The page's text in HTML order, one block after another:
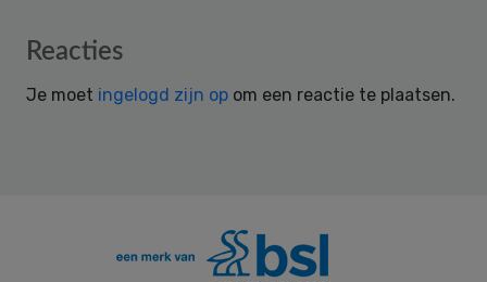
Reader
Reacties
Je moet ingelogd zijn op om een reactie te plaatsen.